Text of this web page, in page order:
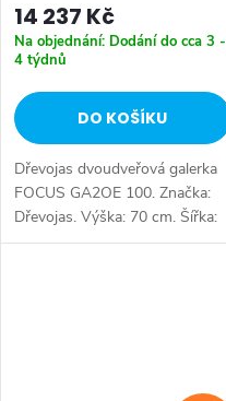
14 237 Kč
Na objednání: Dodání do cca 3 -
4 týdnů
DO KOŠÍKU
Dřevojas dvoudveřová galerka
FOCUS GA2OE 100. Značka:
Dřevojas. Výška: 70 cm. Šířka:
96 cm. Hloubka: 15 cm. Výběr